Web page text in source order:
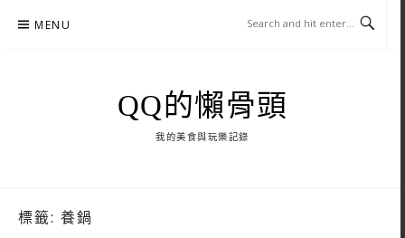
MENU
QQ的懶骨頭
我的美食與玩樂記錄
標籤: 養鍋